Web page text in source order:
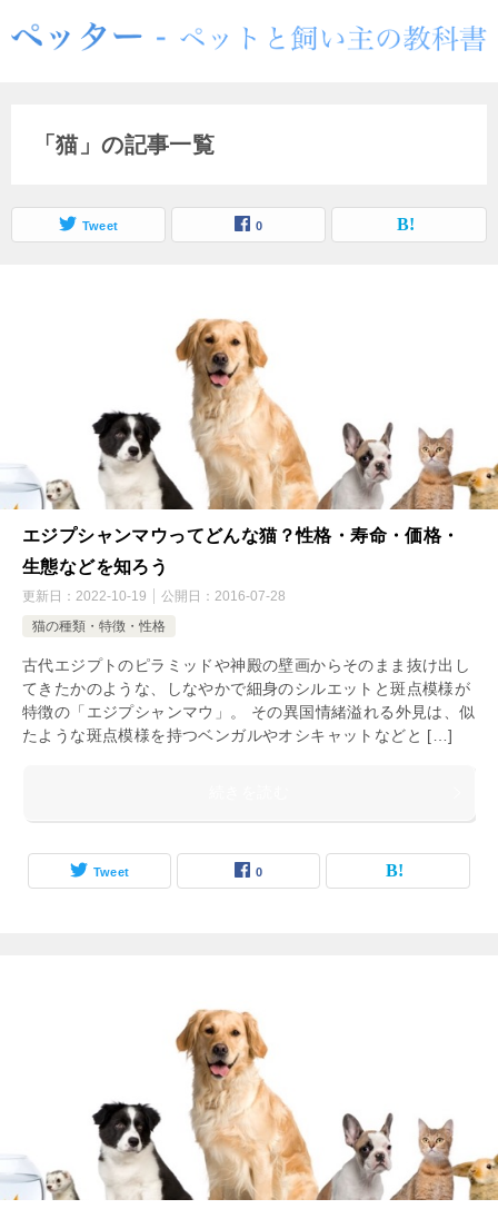
「猫」の記事一覧
Tweet 0
エジプシャンマウってどんな猫？性格・寿命・価格・
生態などを知ろう
更新日： 2022-10-19 公開日： 2016-07-28
猫の種類・特徴・性格
古代エジプトのピラミッドや神殿の壁画からそのまま抜け出し
てきたかのような、しなやかで細身のシルエットと斑点模様が
特徴の「エジプシャンマウ」。 その異国情緒溢れる外見は、似
たような斑点模様を持つベンガルやオシキャットなどと […]
Tweet 0